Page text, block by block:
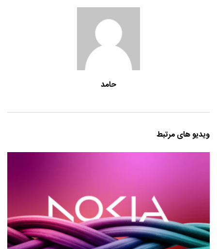
حامد
ویدیو های مرتبط